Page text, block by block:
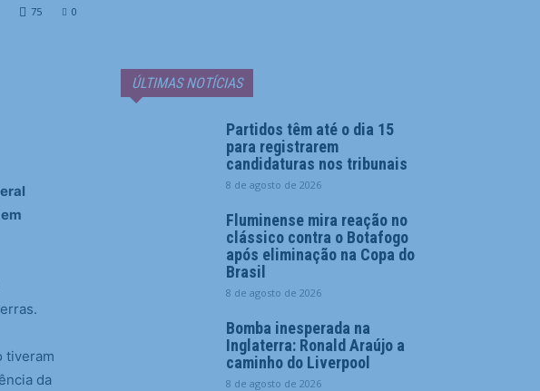
0
75
tiveram
da
ÚLTIMAS NOTÍCIAS
Partidos têm até o dia 15
para registrarem
candidaturas nos tribunais
8 de agosto de 2026
Fluminense mira reação no
clássico contra o Botafogo
após eliminação na Copa do
Brasil
8 de agosto de 2026
Bomba inesperada na
Inglaterra: Ronald Araújo a
caminho do Liverpool
8 de agosto de 2026